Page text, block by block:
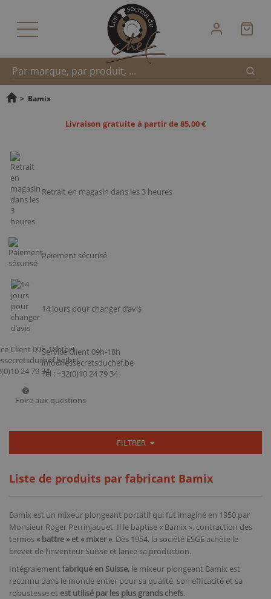
Recherche
> Bamix
Livraison gratuite à partir de 85,00 €
Retrait en magasin dans les 3 heures
Paiement sécurisé
14 jours pour changer d’avis
Service Client 09h-18h
info@lessecretsduchef.be
Tel : +32(0)10 24 79 34
Foire aux questions
FILTRER
Liste de produits par fabricant Bamix
Bamix est un mixeur plongeant portatif qui fut imaginé en 1950 par
Monsieur Roger Perrinjaquet. Il le baptise « Bamix », contraction des
termes « battre » et « mixer ». Dès 1954, la société ESGE achète le
brevet de l’inventeur Suisse et lance sa production.
Intégralement fabriqué en Suisse, le mixeur plongeant Bamix est
reconnu dans le monde entier pour sa qualité, son efficacité et sa
robustesse et est utilisé par les plus grands chefs.